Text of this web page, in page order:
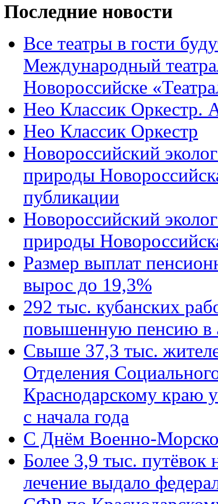
Последние новости
Все театры в гости
Международный
Новороссийске
Нео Классик Оркестр.
Нео Классик Оркестр
Новороссийский
природы
публикации
Новороссийский
природы
Размер выплат
вырос до 19,3%
292 тыс. кубанских
повышенную пенсию в
Свыше 37,3 тыс.
Отделения
Краснодарскому краю
с начала года
C Днём Военно-
Более 3,9 тыс. путёвок
лечение выдало